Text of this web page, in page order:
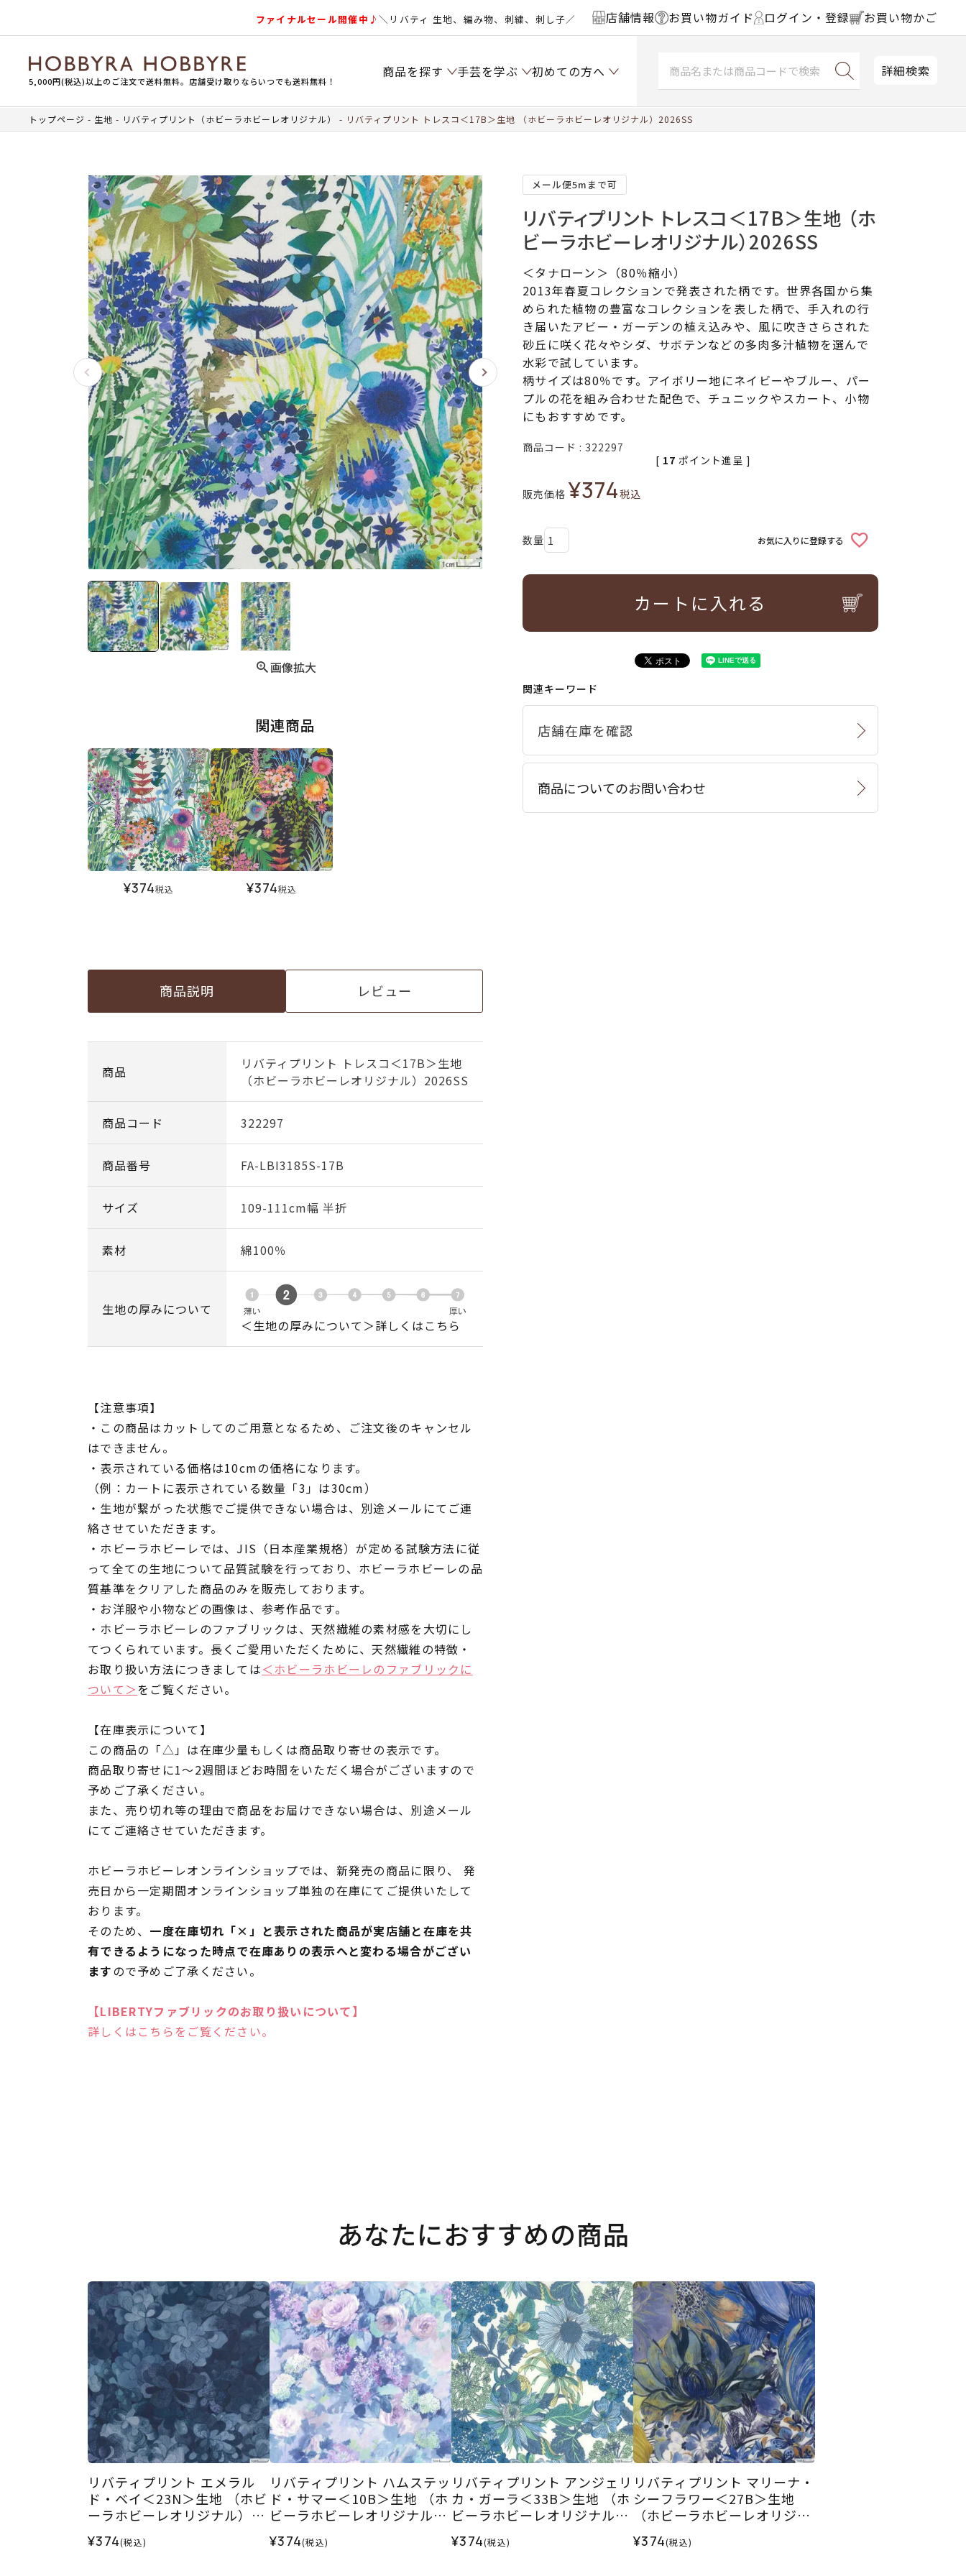
ファイナルセール開催中♪＼リバティ 生地、編み物、刺繍、刺し子／ 店舗情報 お買い物ガイド ログイン・登録 お買い物かご
5,000円(税込)以上のご注文で送料無料。店舗受け取りならいつでも送料無料！
商品を探す 手芸を学ぶ 初めての方へ 詳細検索
トップページ 生地 リバティプリント（ホビーラホビーレオリジナル） リバティプリント トレスコ＜17B＞生地 （ホビーラホビーレオリジナル）2026SS
画像拡大
関連商品
¥374税込 ¥374税込
商品説明 レビュー
商品
リバティプリント トレスコ＜17B＞生地
（ホビーラホビーレオリジナル）2026SS
商品コード 322297
商品番号 FA-LBI3185S-17B
サイズ 109-111cm幅 半折
素材 綿100％
生地の厚みについて
＜生地の厚みについて＞詳しくはこちら
【注意事項】
・この商品はカットしてのご用意となるため、ご注文後のキャンセル
はできません。
・表示されている価格は10cmの価格になります。
（例：カートに表示されている数量「3」は30cm）
・生地が繋がった状態でご提供できない場合は、別途メールにてご連
絡させていただきます。
・ホビーラホビーレでは、JIS（日本産業規格）が定める試験方法に従
って全ての生地について品質試験を行っており、ホビーラホビーレの品
質基準をクリアした商品のみを販売しております。
・お洋服や小物などの画像は、参考作品です。
・ホビーラホビーレのファブリックは、天然繊維の素材感を大切にし
てつくられています。長くご愛用いただくために、天然繊維の特徴・
お取り扱い方法につきましては＜ホビーラホビーレのファブリックに
ついて＞をご覧ください。
【在庫表示について】
この商品の「△」は在庫少量もしくは商品取り寄せの表示です。
商品取り寄せに1～2週間ほどお時間をいただく場合がございますので
予めご了承ください。
また、売り切れ等の理由で商品をお届けできない場合は、別途メール
にてご連絡させていただきます。
ホビーラホビーレオンラインショップでは、新発売の商品に限り、 発
売日から一定期間オンラインショップ単独の在庫にてご提供いたして
おります。
そのため、 一度在庫切れ「×」と表示された商品が実店舗と在庫を共
有できるようになった時点で在庫ありの表示へと変わる場合がござい
ますので予めご了承ください。
【LIBERTYファブリックのお取り扱いについて】
詳しくはこちらをご覧ください。
メール便5mまで可
リバティプリント トレスコ＜17B＞生地 （ホ
ビーラホビーレオリジナル）2026SS
＜タナローン＞（80％縮小）
2013年春夏コレクションで発表された柄です。世界各国から集
められた植物の豊富なコレクションを表した柄で、手入れの行
き届いたアビー・ガーデンの植え込みや、風に吹きさらされた
砂丘に咲く花々やシダ、サボテンなどの多肉多汁植物を選んで
水彩で試しています。
柄サイズは80％です。アイボリー地にネイビーやブルー、パー
プルの花を組み合わせた配色で、チュニックやスカート、小物
にもおすすめです。
商品コード 322297
販売価格 ¥374税込
[ 17 ポイント進呈 ]
お気に入りに登録する
カートに入れる
関連キーワード
商品についてのお問い合わせ
あなたにおすすめの商品
リバティプリント エメラル
ド・ベイ＜23N＞生地 （ホビ
ーラホビーレオリジナル）20
¥374(税込)
リバティプリント ハムステッ
ド・サマー＜10B＞生地 （ホ
ビーラホビーレオリジナル）
¥374(税込)
リバティプリント アンジェリ
カ・ガーラ＜33B＞生地 （ホ
ビーラホビーレオリジナル）
¥374(税込)
リバティプリント マリーナ・
シーフラワー＜27B＞生地
（ホビーラホビーレオリジナ
¥374(税込)